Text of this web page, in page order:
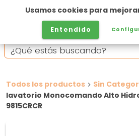
Todos los productos Sin
lavatorio Monocomando Alto
9815CRCR
Usamos cookies para
Entendido